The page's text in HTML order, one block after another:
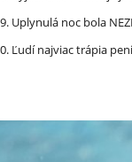
Uplynulá noc bola
Ľudí najviac trápia